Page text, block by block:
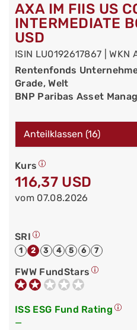
AXA IM FIIS US
INTERMEDIATE
USD
ISIN LU0192617867 | WKN
Rentenfonds
Grade, Welt
BNP Paribas Asset
Anteilklassen (16)
Kurs
116,37 USD
vom 07.08.2026
SRI
1 2 3 4 5 6 7
FWW FundStars
ISS ESG Fund Rating
—